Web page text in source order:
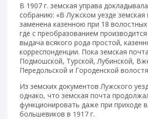
В 1907 г. земская управа
собранию: «В Лужском уезде земская
заменена казенною при 18
где с преобразованием
выдача всякого рода простой,
корреспонденции. Пока земская
Подмошской, Турской, Лубинской,
Передольской и Городенской
Из земских документов Лужского
однако, что земская почта
функционировать даже при приходе
большевиков в 1917 г.